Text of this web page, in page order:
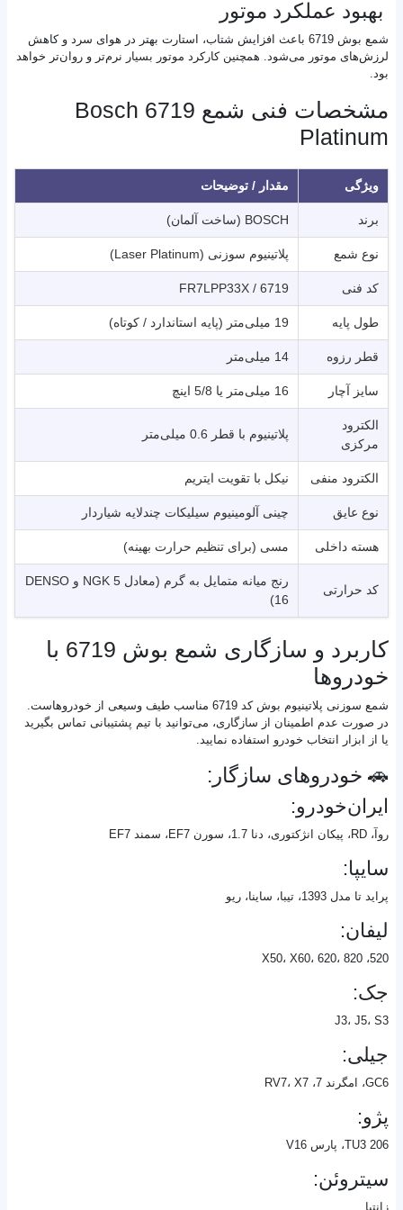
بهبود عملکرد موتور
شمع بوش 6719 باعث افزایش شتاب، استارت بهتر در هوای سرد و کاهش
لرزش‌های موتور می‌شود. همچنین کارکرد موتور بسیار نرم‌تر و روان‌تر خواهد
بود.
مشخصات فنی شمع Bosch 6719
Platinum
ویژگی مقدار / توضیحات
برند BOSCH (ساخت آلمان)
نوع شمع پلاتینیوم سوزنی (Laser Platinum)
کد فنی 6719 / FR7LPP33X
طول پایه 19 میلی‌متر (پایه استاندارد / کوتاه)
قطر رزوه 14 میلی‌متر
سایز آچار 16 میلی‌متر یا 5/8 اینچ
الکترود
مرکزی
پلاتینیوم با قطر 0.6 میلی‌متر
الکترود منفی نیکل با تقویت ایتریم
نوع عایق چینی آلومینیوم سیلیکات چندلایه شیاردار
هسته داخلی مسی (برای تنظیم حرارت بهینه)
کد حرارتی
رنج میانه متمایل به گرم (معادل NGK 5 و DENSO
16)
کاربرد و سازگاری شمع بوش 6719 با
خودروها
شمع سوزنی پلاتینیوم بوش کد 6719 مناسب طیف وسیعی از خودروهاست.
در صورت عدم اطمینان از سازگاری، می‌توانید با تیم پشتیبانی تماس بگیرید
یا از ابزار انتخاب خودرو استفاده نمایید.
🚗 خودروهای سازگار:
ایران‌خودرو:
روآ، RD، پیکان انژکتوری، دنا 1.7، سورن EF7، سمند EF7
سایپا:
پراید تا مدل 1393، تیبا، ساینا، ریو
لیفان:
520، X50، X60، 620، 820
جک:
J3، J5، S3
جیلی:
GC6، امگرند 7، RV7، X7
پژو:
206 TU3، پارس V16
سیتروئن:
زانتیا